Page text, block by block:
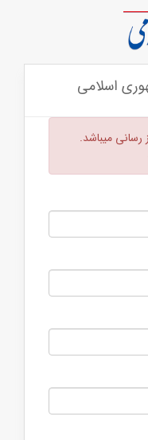
اسلامی
میباشد.